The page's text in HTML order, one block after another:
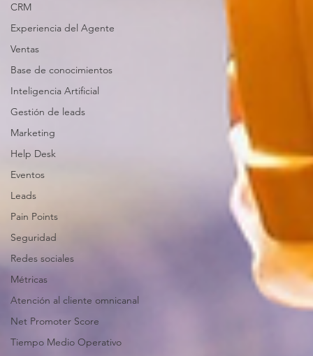
CRM
Experiencia del Agente
Ventas
Base de conocimientos
Inteligencia Artificial
Gestión de leads
Marketing
Help Desk
Eventos
Leads
Pain Points
Seguridad
Redes sociales
Métricas
Atención al cliente omnicanal
Net Promoter Score
Tiempo Medio Operativo